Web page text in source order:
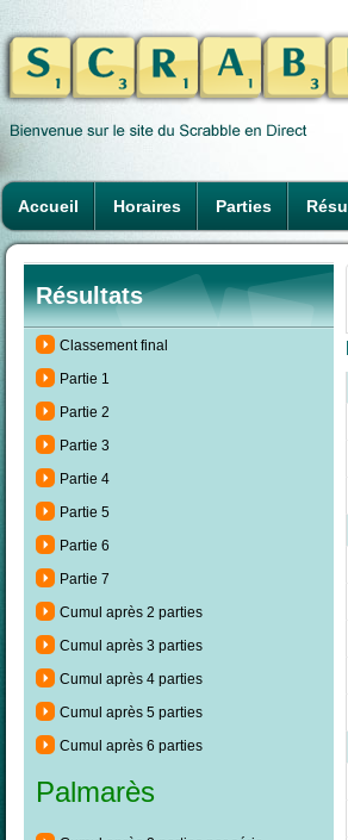
Accueil Horaires Parties
Résultats
Classement final
Partie 1
Partie 2
Partie 3
Partie 4
Partie 5
Partie 6
Partie 7
Cumul après 2 parties
Cumul après 3 parties
Cumul après 4 parties
Cumul après 5 parties
Cumul après 6 parties
Palmarès